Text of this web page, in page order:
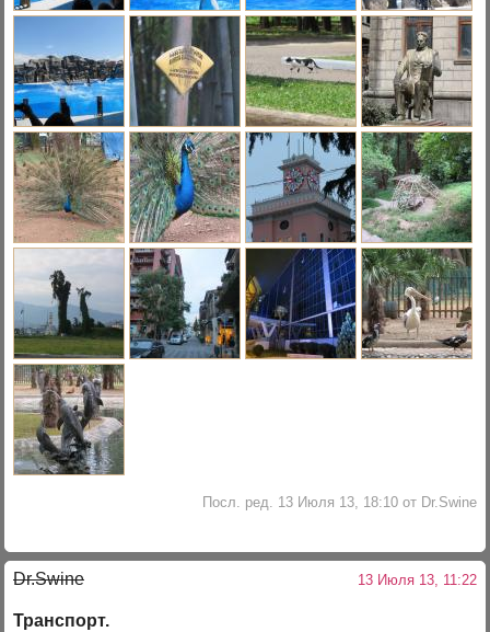
Посл. ред. 13 Июля 13, 18:10 от Dr.Swine
Dr.Swine 13 Июля 13, 11:22
Транспорт.